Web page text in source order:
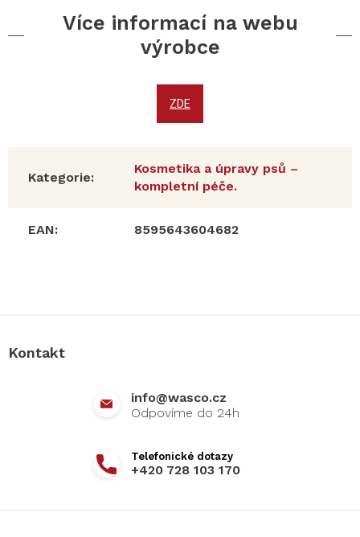
Více informací na webu
výrobce
ZDE
Kategorie:
Kosmetika a úpravy psů –
kompletní péče.
EAN: 8595643604682
Kontakt
info@wasco.cz
+420 728 103 170